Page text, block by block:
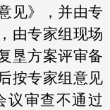
见》，并由专
由专家组现场
垦方案评审备
按专家组意见
议审查不通过